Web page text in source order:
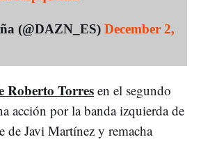
(@DAZN_ES) December 2,
Roberto Torres en el segundo
acción por la banda izquierda de
de Javi Martínez y remacha